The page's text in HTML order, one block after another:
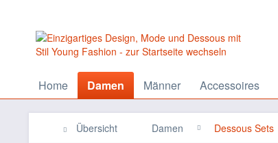
Home Damen Männer Accessoires
Übersicht Damen Dessous Sets